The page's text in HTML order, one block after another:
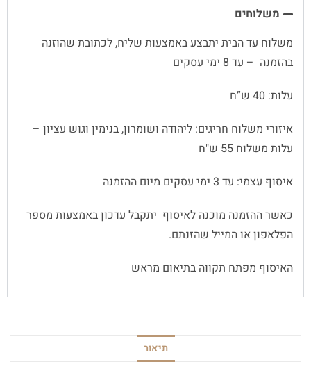
משלוחים
משלוח עד הבית יתבצע באמצעות שליח, לכתובת שהוזנה
בהזמנה – עד 8 ימי עסקים
עלות: 40 ש”ח
איזורי משלוח חריגים: ליהודה ושומרון, בנימין וגוש עציון –
עלות משלוח 55 ש"ח
איסוף עצמי: עד 3 ימי עסקים מיום ההזמנה
כאשר ההזמנה מוכנה לאיסוף יתקבל עדכון באמצעות מספר
הפלאפון או המייל שהזנתם.
האיסוף מפתח תקווה בתיאום מראש
תיאור